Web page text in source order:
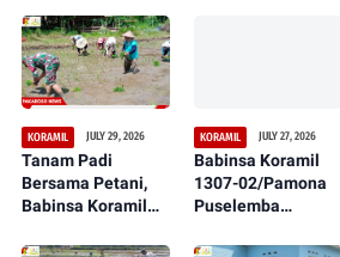
KORAMIL JULY 29, 2026
Tanam Padi
Bersama Petani,
Babinsa Koramil
Puselemba Dukung
KORAMIL JULY 27, 2026
Babinsa Koramil
1307-02/Pamona
Puselemba
Masyarakat